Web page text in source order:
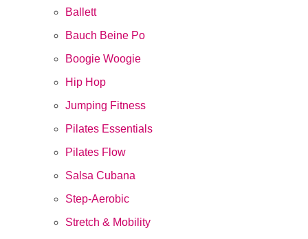
Ballett
Bauch Beine Po
Boogie Woogie
Hip Hop
Jumping Fitness
Pilates Essentials
Pilates Flow
Salsa Cubana
Step-Aerobic
Stretch & Mobility